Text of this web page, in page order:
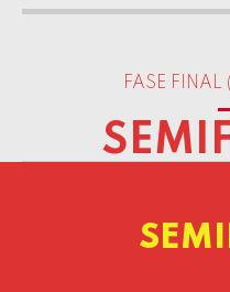
FASE